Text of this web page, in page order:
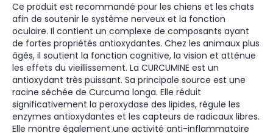
Ce produit est recommandé pour les chiens et les chats
afin de soutenir le système nerveux et la fonction
oculaire. Il contient un complexe de composants ayant
de fortes propriétés antioxydantes. Chez les animaux plus
âgés, il soutient la fonction cognitive, la vision et atténue
les effets du vieillissement. La CURCUMINE est un
antioxydant très puissant. Sa principale source est une
racine séchée de Curcuma longa. Elle réduit
significativement la peroxydase des lipides, régule les
enzymes antioxydantes et les capteurs de radicaux libres.
Elle montre également une activité anti-inflammatoire